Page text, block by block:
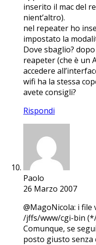
inserito il mac del
nient’altro).
nel repeater ho
impostato la
Dove sbaglio?
reapeter (che è un
accedere
wifi ha la stessa
avete consigli?
Rispondi
Paolo
26 Marzo 2007
@MagoNicola: i
/jffs/www/cgi-bin
Comunque, se
posto giusto senza